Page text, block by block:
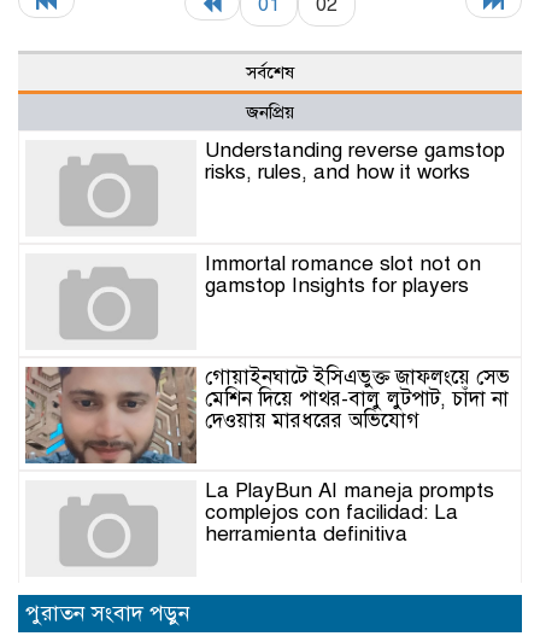
সর্বশেষ
জনপ্রিয়
Understanding reverse gamstop
risks, rules, and how it works
Immortal romance slot not on
gamstop Insights for players
গোয়াইনঘাটে ইসিএভুক্ত জাফলংয়ে সেভ
মেশিন দিয়ে পাথর-বালু লুটপাট, চাঁদা না
দেওয়ায় মারধরের অভিযোগ
La PlayBun AI maneja prompts
complejos con facilidad: La
herramienta definitiva
পুরাতন সংবাদ পড়ুন